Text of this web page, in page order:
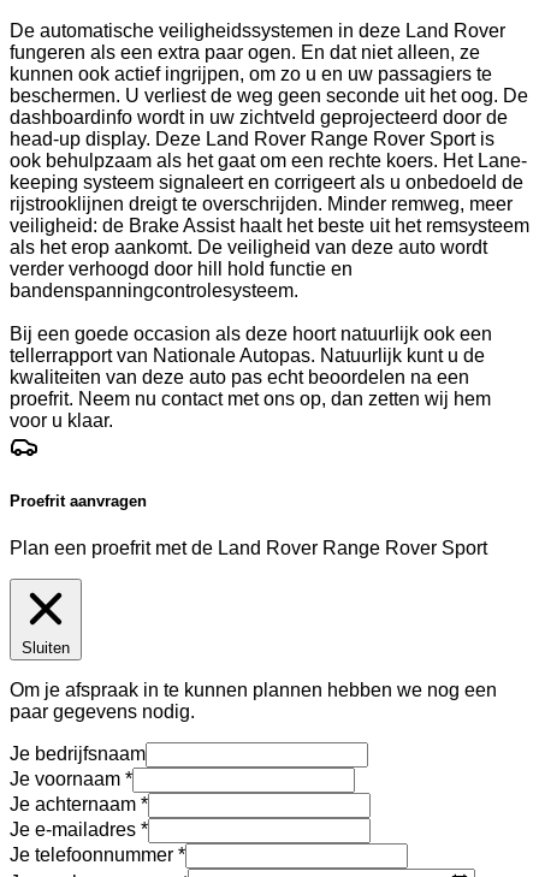
De automatische veiligheidssystemen in deze Land Rover
fungeren als een extra paar ogen. En dat niet alleen, ze
kunnen ook actief ingrijpen, om zo u en uw passagiers te
beschermen. U verliest de weg geen seconde uit het oog. De
dashboardinfo wordt in uw zichtveld geprojecteerd door de
head-up display. Deze Land Rover Range Rover Sport is
ook behulpzaam als het gaat om een rechte koers. Het Lane-
keeping systeem signaleert en corrigeert als u onbedoeld de
rijstrooklijnen dreigt te overschrijden. Minder remweg, meer
veiligheid: de Brake Assist haalt het beste uit het remsysteem
als het erop aankomt. De veiligheid van deze auto wordt
verder verhoogd door hill hold functie en
bandenspanningcontrolesysteem.
Bij een goede occasion als deze hoort natuurlijk ook een
tellerrapport van Nationale Autopas. Natuurlijk kunt u de
kwaliteiten van deze auto pas echt beoordelen na een
proefrit. Neem nu contact met ons op, dan zetten wij hem
voor u klaar.
Proefrit aanvragen
Plan een proefrit met de Land Rover Range Rover Sport
Sluiten
Om je afspraak in te kunnen plannen hebben we nog een
paar gegevens nodig.
Je bedrijfsnaam
Je voornaam
Je achternaam
Je e-mailadres
Je telefoonnummer